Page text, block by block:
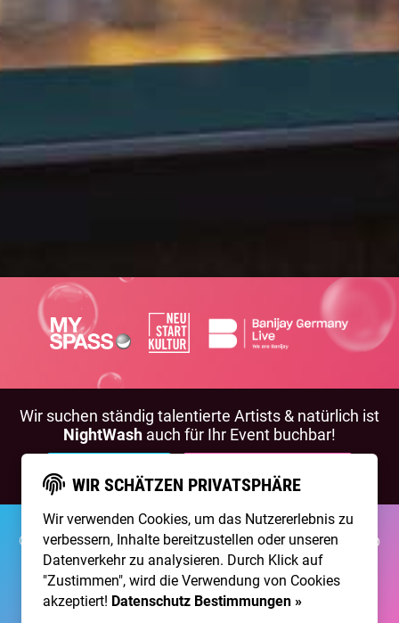
Wir suchen ständig talentierte Artists & natürlich ist
NightWash auch für Ihr Event buchbar!
©2026 Brainpool LiveÜber UnsKontaktMembership
ImpressumDatenschutz
Erstellt mit von 300 Design
WIR SCHÄTZEN PRIVATSPHÄRE
Wir verwenden Cookies, um das Nutzererlebnis zu
verbessern, Inhalte bereitzustellen oder unseren
Datenverkehr zu analysieren. Durch Klick auf
"Zustimmen", wird die Verwendung von Cookies
akzeptiert! Datenschutz Bestimmungen »